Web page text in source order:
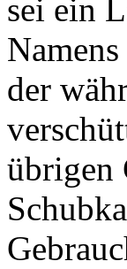
sei ein
Namens
der
übrigen